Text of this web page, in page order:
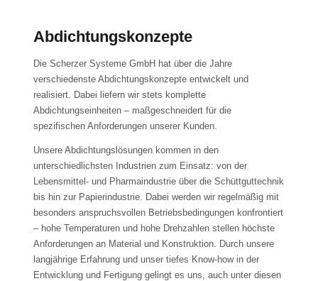
Abdichtungskonzepte
Die Scherzer Systeme GmbH hat über die Jahre
verschiedenste Abdichtungskonzepte entwickelt und
realisiert. Dabei liefern wir stets komplette
Abdichtungseinheiten – maßgeschneidert für die
spezifischen Anforderungen unserer Kunden.
Unsere Abdichtungslösungen kommen in den
unterschiedlichsten Industrien zum Einsatz: von der
Lebensmittel- und Pharmaindustrie über die Schüttguttechnik
bis hin zur Papierindustrie. Dabei werden wir regelmäßig mit
besonders anspruchsvollen Betriebsbedingungen konfrontiert
– hohe Temperaturen und hohe Drehzahlen stellen höchste
Anforderungen an Material und Konstruktion. Durch unsere
langjährige Erfahrung und unser tiefes Know-how in der
Entwicklung und Fertigung gelingt es uns, auch unter diesen